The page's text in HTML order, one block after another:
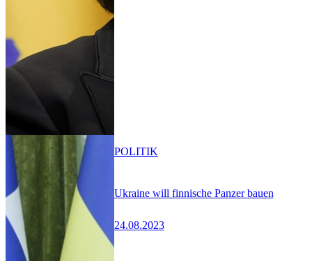
Ukraine will finnische Panzer bauen
24.08.2023
POLITIK